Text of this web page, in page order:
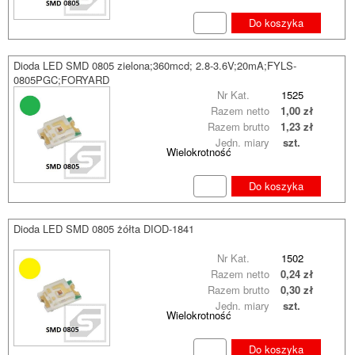
Do koszyka
Dioda LED SMD 0805 zielona;360mcd; 2.8-3.6V;20mA;FYLS-
0805PGC;FORYARD
Wielokrotność
Nr Kat. 1525
Razem brutto 1,23 zł
Razem netto 1,00 zł
Jedn. miary szt.
Do koszyka
Dioda LED SMD 0805 żółta DIOD-1841
Wielokrotność
Nr Kat. 1502
Razem brutto 0,30 zł
Razem netto 0,24 zł
Jedn. miary szt.
Do koszyka